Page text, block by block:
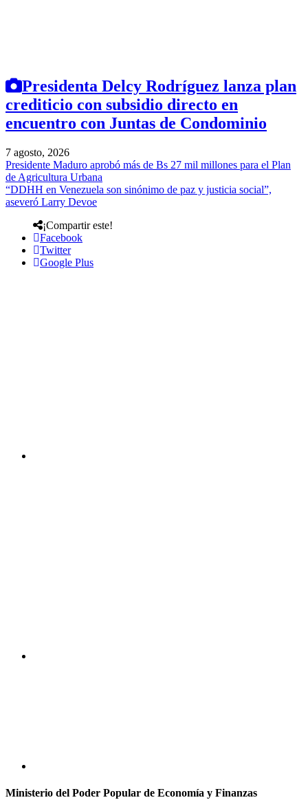
Presidenta Delcy Rodríguez lanza plan
crediticio con subsidio directo en
encuentro con Juntas de Condominio
7 agosto, 2026
Presidente Maduro aprobó más de Bs 27 mil millones para el Plan
de Agricultura Urbana
“DDHH en Venezuela son sinónimo de paz y justicia social”,
aseveró Larry Devoe
¡Compartir este!
Facebook
Twitter
Google Plus
Ministerio del Poder Popular de Economía y Finanzas